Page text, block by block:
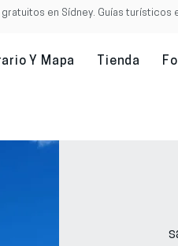
gratuitos en Sídney. Guías turísticos
Y Mapa Tienda